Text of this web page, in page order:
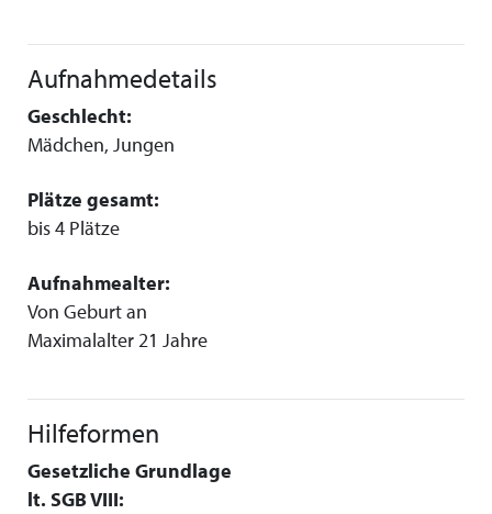
Aufnahmedetails
Geschlecht:
Mädchen, Jungen
Plätze gesamt:
bis 4 Plätze
Aufnahmealter:
Von Geburt an
Maximalalter 21 Jahre
Hilfeformen
Gesetzliche Grundlage
lt. SGB VIII: